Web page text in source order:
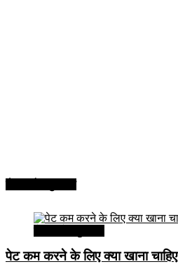
पेट कम करने के लिए क्या खाना चाहिए